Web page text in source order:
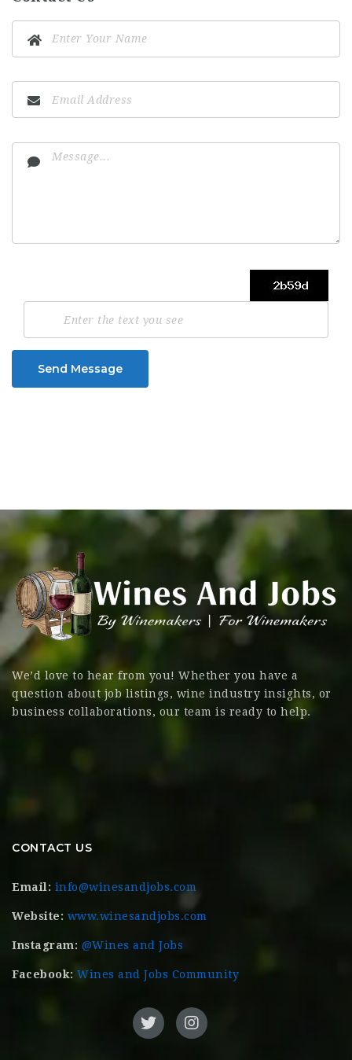
Send Message
We’d love to hear from you! Whether you have a
question about job listings, wine industry insights, or
business collaborations, our team is ready to help.
CONTACT US
Email: info@winesandjobs.com
Website: www.winesandjobs.com
Instagram: @Wines and Jobs
Facebook: Wines and Jobs Community